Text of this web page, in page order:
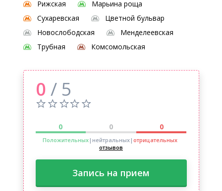
Рижская
Марьина роща
Сухаревская
Цветной бульвар
Новослободская
Менделеевская
Трубная
Комсомольская
0 / 5
0 0 0
Положительных|нейтральных| отрицательных
отзывов
Запись на прием